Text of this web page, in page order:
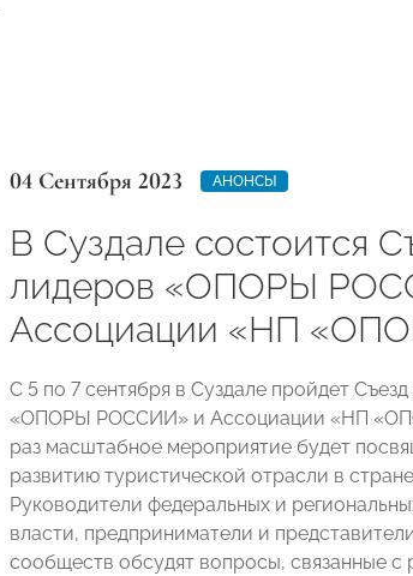
04 Сентября 2023 АНОНСЫ
В Суздале состоится
лидеров «ОПОРЫ
Ассоциации «НП
С 5 по 7 сентября в Суздале пройдет
«ОПОРЫ РОССИИ» и Ассоциации «НП
раз масштабное мероприятие будет
развитию туристической отрасли в
Руководители федеральных и
власти, предприниматели и
сообществ обсудят вопросы, связанные с